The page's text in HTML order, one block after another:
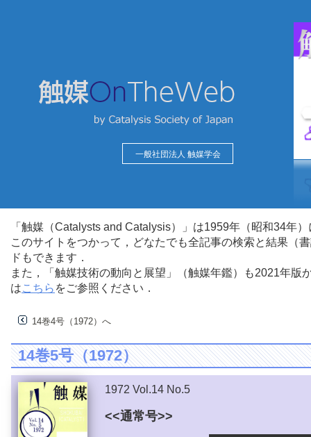
一般社団法人 触媒学会
「触媒（Catalysts and Catalysis）」は1959年（昭和34年
このサイトをつかって，どなたでも全記事の検索と結果（
ドもできます．
また，「触媒技術の動向と展望」（触媒年鑑）も2021年
はこちら をご参照ください．
14巻4号（1972）へ
14巻5号（1972）
1972 Vol.14 No.5
<<通常号>>